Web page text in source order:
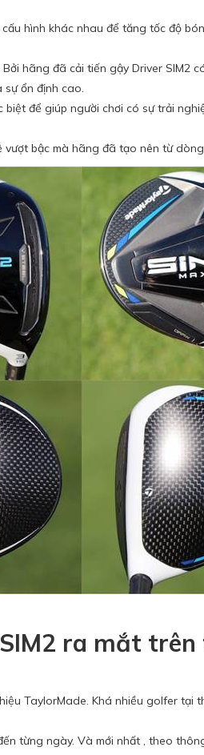
hình khác nhau để tăng tốc độ
hãng đã cải tiến gậy Driver SIM2
sự ổn định cao.
để giúp người chơi có sự trải
bậc mà hãng đã tạo nên từ dòng
ra mắt
TaylorMade. Khá nhiều golfer tại
từng ngày. Và mới nhất , theo